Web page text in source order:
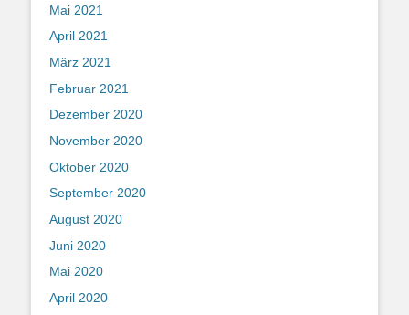
Mai 2021
April 2021
März 2021
Februar 2021
Dezember 2020
November 2020
Oktober 2020
September 2020
August 2020
Juni 2020
Mai 2020
April 2020